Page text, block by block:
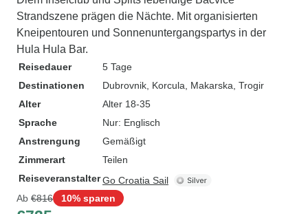
Strandszene prägen die Nächte. Mit organisierten
Kneipentouren und Sonnenuntergangspartys in der
Hula Hula Bar.
Reisedauer
5 Tage
Destinationen
Dubrovnik , Korcula , Makarska , Trogir
Alter
Alter 18-35
Sprache
Nur: Englisch
Anstrengung
Gemäßigt
Zimmerart
Teilen
ReiseveranstalterGo Croatia Sail
Ab €816 10% sparen